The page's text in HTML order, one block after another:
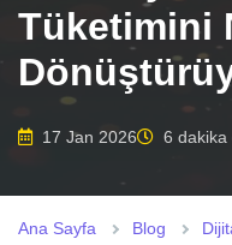
Tüketimini
17 Jan 2026 6 dakika
Ana Sayfa Blog